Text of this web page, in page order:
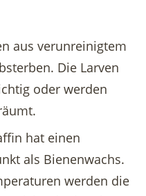
aus verunreinigtem
Die Larven
oder werden
hat einen
als Bienenwachs.
werden die